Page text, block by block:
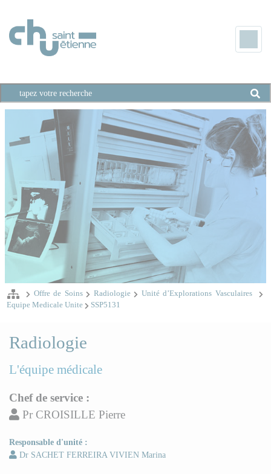
Offre de Soins Radiologie
Unité d’Explorations Vasculaires
Equipe Medicale Unite
SSP5131
Radiologie
L'équipe médicale
Chef de service :
Pr CROISILLE Pierre
Responsable d'unité :
Dr SACHET FERREIRA VIVIEN Marina